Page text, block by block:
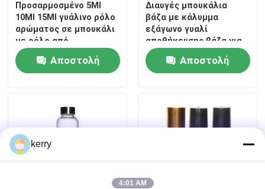
Προσαρμοσμένο 5Ml
10Ml 15Ml γυάλινο ρόλο
αρώματος σε μπουκάλι
με ρόλο από
ανοξείδωτο χάλυβα
Αποστολή
Διαυγές μπουκάλια
βάζα με κάλυμμα
εξάγωνο γυαλί
αποθήκευσης βάζα για
τσάι κονσέρβα
Αποστολή
kerry
4:01 AM